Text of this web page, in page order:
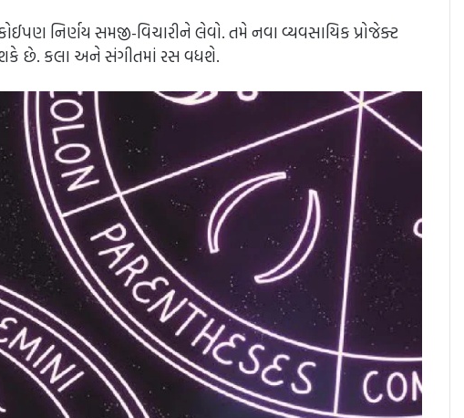
નિર્ણય સમજી-વિચારીને લેવો. તમે નવા વ્યવસાયિક પ્રોજેક્ટ
શકે છે. કલા અને સંગીતમાં રસ વધશે.